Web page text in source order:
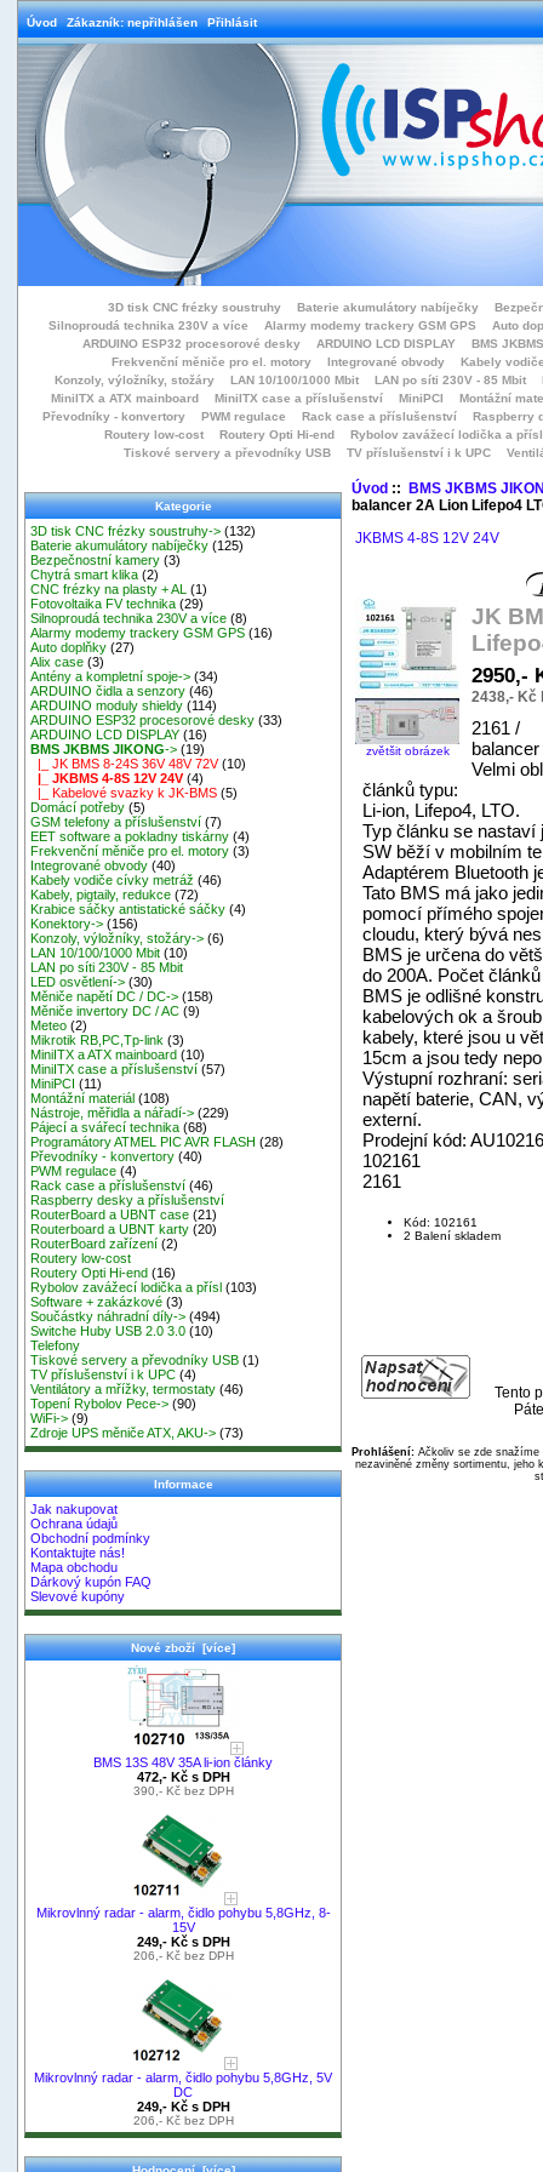
Úvod Zákazník: nepřihlášen Přihlásit
3D tisk CNC frézky soustruhy Baterie akumulátory nabíječky
Silnoproudá technika 230V a více
Alarmy modemy trackery GSM GPS
Auto
ARDUINO ESP32 procesorové desky
ARDUINO LCD DISPLAY
BMS
Frekvenční měniče pro el. motory
Integrované obvody
Kabely
Konzoly, výložníky, stožáry
LAN 10/100/1000 Mbit LAN po síti 230V - 85 Mbit
MiniITX a ATX mainboard
MiniITX case a příslušenství MiniPCI
Montážní
Převodníky - konvertory
PWM regulace Rack case a příslušenství
Raspberry
Routery low-cost
Routery Opti Hi-end
Rybolov zavážecí lodička a přísl
Tiskové servery a převodníky USB
TV příslušenství i k UPC
Kategorie
3D tisk CNC frézky soustruhy-> (132)
Baterie akumulátory nabíječky (125)
Bezpečnostní kamery (3)
Chytrá smart klika (2)
CNC frézky na plasty + AL
(1)
Fotovoltaika FV technika (29)
Silnoproudá technika 230V a více (8)
Alarmy modemy trackery GSM GPS (16)
Auto doplňky (27)
Alix case (3)
Antény a kompletní spoje-> (34)
ARDUINO čidla a senzory (46)
ARDUINO moduly shieldy (114)
ARDUINO ESP32 procesorové desky (33)
ARDUINO LCD DISPLAY (16)
BMS JKBMS JIKONG-> (19)
|_ JK BMS 8-24S 36V 48V 72V(10)
|_ JKBMS 4-8S 12V 24V(4)
|_ Kabelové svazky k JK-BMS (5)
Domácí potřeby (5)
GSM telefony a příslušenství (7)
EET software a pokladny tiskárny (4)
Frekvenční měniče pro el. motory (3)
Integrované obvody (40)
Kabely vodiče cívky metráž (46)
Kabely, pigtaily, redukce (72)
Krabice sáčky antistatické sáčky (4)
Konektory-> (156)
Konzoly, výložníky, stožáry-> (6)
LAN 10/100/1000 Mbit (10)
LAN po síti 230V - 85 Mbit
LED osvětlení-> (30)
Měniče napětí DC / DC-> (158)
Měniče invertory DC / AC (9)
Meteo (2)
Mikrotik RB,PC,Tp-link (3)
MiniITX a ATX mainboard (10)
MiniITX case a příslušenství (57)
MiniPCI (11)
Montážní materiál (108)
Nástroje, měřidla a nářadí-> (229)
Pájecí a svářecí technika (68)
Programátory ATMEL PIC AVR FLASH (28)
Převodníky - konvertory (40)
PWM regulace (4)
Rack case a příslušenství (46)
Raspberry desky a příslušenství
RouterBoard a UBNT case (21)
Routerboard a UBNT karty (20)
RouterBoard zařízení (2)
Routery low-cost
Routery Opti Hi-end (16)
Rybolov zavážecí lodička a přísl (103)
Software + zakázkové (3)
Součástky náhradní díly-> (494)
Switche Huby USB 2.0 3.0 (10)
Telefony
Tiskové servery a převodníky USB (1)
TV příslušenství i k UPC (4)
Ventilátory a mřížky, termostaty (46)
Topení Rybolov Pece-> (90)
WiFi-> (9)
Zdroje UPS měniče ATX, AKU-> (73)
Informace
Jak nakupovat
Ochrana údajů
Obchodní podmínky
Kontaktujte nás!
Mapa obchodu
Dárkový kupón FAQ
Slevové kupóny
Nové zboží [více]
BMS 13S 48V 35A li-ion články
472,- Kč s DPH
390,- Kč bez DPH
Mikrovlnný radar - alarm, čidlo pohybu 5,8GHz, 8-
15V
249,- Kč s DPH
206,- Kč bez DPH
Mikrovlnný radar - alarm, čidlo pohybu 5,8GHz, 5V
DC
249,- Kč s DPH
206,- Kč bez DPH
Úvod:: BMS JKBMS
balancer 2A Lion Lifepo4
JKBMS 4-8S 12V 24V
zvětšit obrázek
JK
2950,-
2438,- Kč
2161 /
Velmi
článků typu:
Li-ion, Lifepo4, LTO.
Typ článku se nastaví
SW běží v mobilním
Adaptérem Bluetooth
Tato BMS má jako
pomocí přímého
cloudu, který bývá
BMS je určena do
do 200A. Počet
BMS je odlišné
kabelových ok a
kabely, které jsou u
15cm a jsou tedy
Výstupní rozhraní:
napětí baterie, CAN,
externí.
Prodejní kód:
102161
2161
Kód: 102161
2 Balení skladem
Tento
Prohlášení:Ačkoliv se zde snažíme
nezaviněné změny sortimentu, jeho